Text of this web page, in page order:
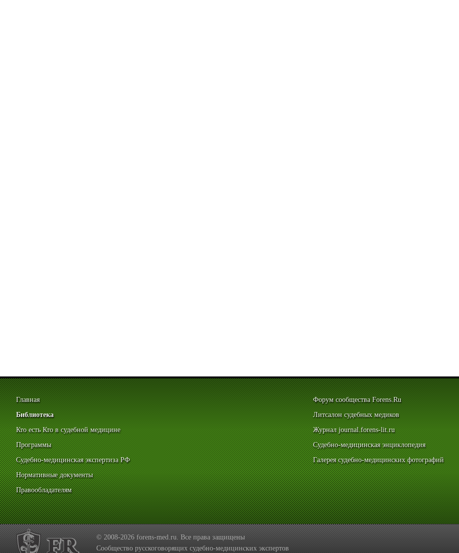
Главная
Библиотека
Кто есть Кто в судебной медицине
Программы
Судебно-медицинская экспертиза РФ
Нормативные документы
Правообладателям
Форум сообщества Forens.Ru
Литсалон судебных медиков
Журнал journal.forens-lit.ru
Судебно-медицинская энциклопедия
Галерея судебно-медицинских фотографий
© 2008-2026 forens-med.ru. Все права защищены
Сообщество русскоговорящих судебно-медицинских экспертов